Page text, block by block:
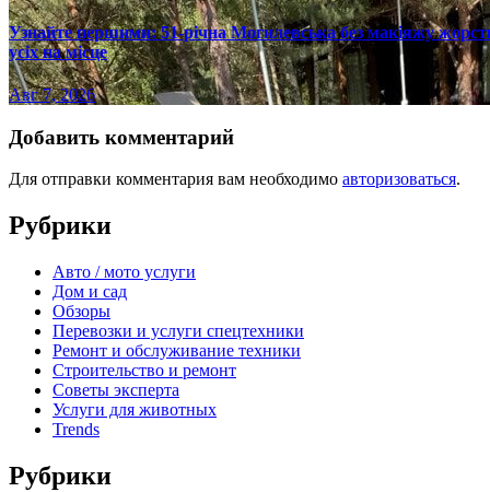
Узнайте першими: 51-річна Могилевська без макіяжу
усіх на місце
Авг 7, 2026
Добавить комментарий
Для отправки комментария вам необходимо авторизоваться.
Рубрики
Авто / мото услуги
Дом и сад
Обзоры
Перевозки и услуги спецтехники
Ремонт и обслуживание техники
Строительство и ремонт
Советы эксперта
Услуги для животных
Trends
Рубрики